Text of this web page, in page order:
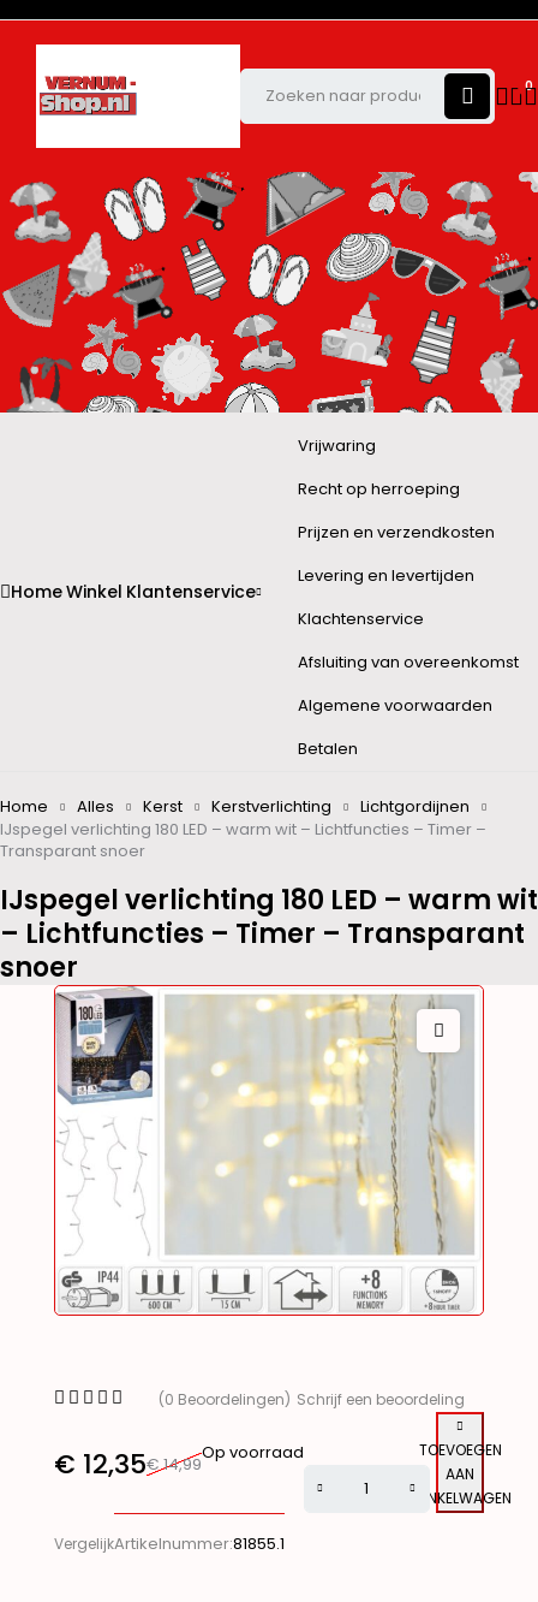
0
HomeWinkel Klantenservice
Vrijwaring
Recht op herroeping
Prijzen en verzendkosten
Levering en levertijden
Klachtenservice
Afsluiting van overeenkomst
Algemene voorwaarden
Betalen
IJspegel verlichting 180 LED – warm wit
– Lichtfuncties – Timer – Transparant
snoer
Home Alles Kerst Kerstverlichting
Lichtgordijnen
IJspegel verlichting 180 LED – warm wit – Lichtfuncties – Timer –
Transparant snoer
(0 Beoordelingen) Schrijf een beoordeling
€14,99
€ 12,35 Op voorraad
TOEVOEGEN
AAN
WINKELWAGEN
VergelijkArtikelnummer:81855.1